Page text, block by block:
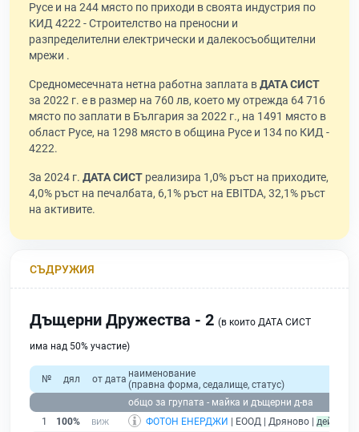
Русе и на 244 място по приходи в своята индустрия по
КИД 4222 - Строителство на преносни и
разпределителни електрически и далекосъобщителни
мрежи .
Средномесечната нетна работна заплата вДАТА СИСТ
за 2022 г. е в размер на 760 лв, което му отрежда 64 716
място по заплати в България за 2022 г., на 1491 място в
област Русе, на 1298 място в община Русе и 134 по КИД -
4222.
За 2024 г. ДАТА СИСТ реализира 1,0% ръст на приходите,
4,0% ръст на печалбата, 6,1% ръст на EBITDA, 32,1% ръст
на активите.
СЪДРУЖИЯ
Дъщерни Дружества - 2 (в които ДАТА СИСТ
има над 50% участие)
№ дял от дата наименование
(правна форма, седалище, статус)
общо за групата - майка и дъщерни д-ва
1
100% ФОТОН ЕНЕРДЖИ | ЕООД | Дряново |